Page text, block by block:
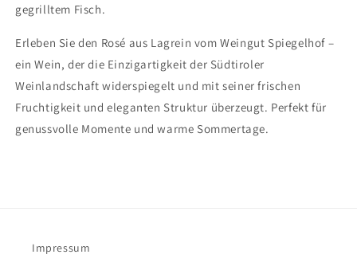
gegrilltem Fisch.
Erleben Sie den Rosé aus Lagrein vom Weingut Spiegelhof –
ein Wein, der die Einzigartigkeit der Südtiroler
Weinlandschaft widerspiegelt und mit seiner frischen
Fruchtigkeit und eleganten Struktur überzeugt. Perfekt für
genussvolle Momente und warme Sommertage.
Impressum